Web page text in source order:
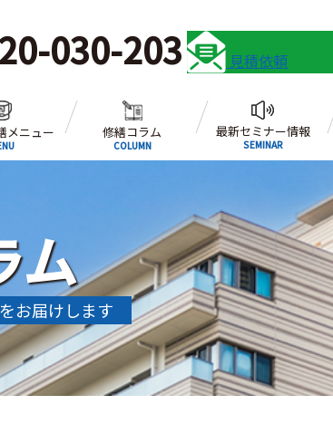
030-203 見積依頼
メニュー 修繕コラム
COLUMN
最新セミナー情報
SEMINAR
ム
お届けします